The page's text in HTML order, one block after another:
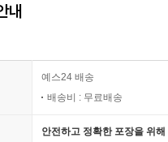
내
예스24 배송
배송비 : 무료배송
안전하고 정확한 포장을 위